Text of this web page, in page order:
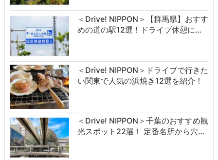
＜Drive! NIPPON＞【群馬県】おすす
めの道の駅12選！ドライブ休憩に…
＜Drive! NIPPON＞ドライブで行きた
い関東で人気の浜焼き12選を紹介！
＜Drive! NIPPON＞千葉のおすすめ観
光スポット22選！ 定番名所から穴…